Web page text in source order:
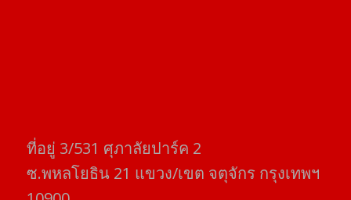
ที่อยู่​ 3/531​ ศุภาลัยปาร์ค​ 2
ซ.พหลโยธิน​ 21​ แขวง/เขต​ จตุจักร​ กรุงเทพฯ